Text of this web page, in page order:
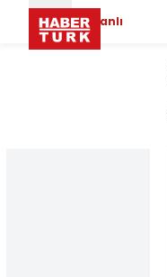
Canlı